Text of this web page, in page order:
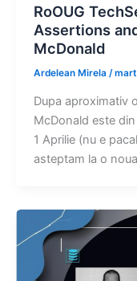
RoOUG
Assertions
McDonald
Ardelean Mirela /
Dupa aproximativ
McDonald este
1 Aprilie (nu e
asteptam la o